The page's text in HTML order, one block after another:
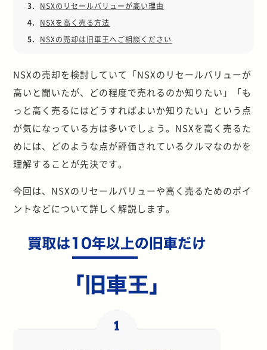
3.
NSXのリセールバリューが高い理由
4.
NSXを高く売る方法
5.
NSXの売却は旧車王へご相談ください
NSXの売却を検討していて「NSXのリセールバリューが
高いと聞いたが、どの程度で売れるのか知りたい」「も
っと高く売るにはどうすればよいか知りたい」という点
が気になっている方は多いでしょう。NSXを高く売るた
めには、どのような点が評価されているクルマなのかを
理解することが先決です。
今回は、NSXのリセールバリューや高く売るためのポイ
ントなどについて詳しく解説します。